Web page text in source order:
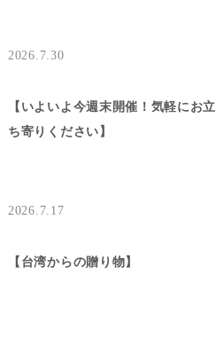
2026.7.30
2026.7.17
【いよいよ今週末開催！気軽にお立
ち寄りください】
【台湾からの贈り物】